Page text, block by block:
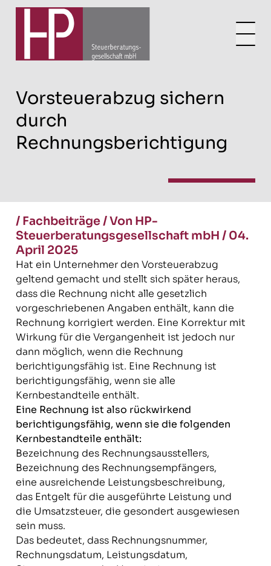
Vorsteuerabzug sichern
durch
Rechnungsberichtigung
/ Fachbeiträge/Von HP-
Steuerberatungsgesellschaft mbH / 04.
April 2025
Hat ein Unternehmer den Vorsteuerabzug
geltend gemacht und stellt sich später heraus,
dass die Rechnung nicht alle gesetzlich
vorgeschriebenen Angaben enthält, kann die
Rechnung korrigiert werden. Eine Korrektur mit
Wirkung für die Vergangenheit ist jedoch nur
dann möglich, wenn die Rechnung
berichtigungsfähig ist. Eine Rechnung ist
berichtigungsfähig, wenn sie alle
Kernbestandteile enthält.
Eine Rechnung ist also rückwirkend
berichtigungsfähig, wenn sie die folgenden
Kernbestandteile enthält:
Bezeichnung des Rechnungsausstellers,
Bezeichnung des Rechnungsempfängers,
eine ausreichende Leistungsbeschreibung,
das Entgelt für die ausgeführte Leistung und
die Umsatzsteuer, die gesondert ausgewiesen
sein muss.
Das bedeutet, dass Rechnungsnummer,
Rechnungsdatum, Leistungsdatum,